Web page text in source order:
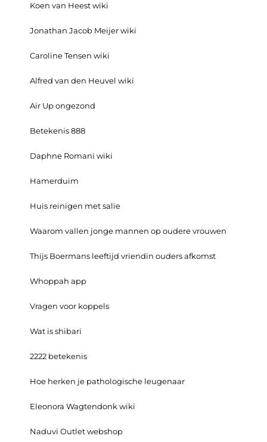
Koen van Heest wiki
Jonathan Jacob Meijer wiki
Caroline Tensen wiki
Alfred van den Heuvel wiki
Air Up ongezond
Betekenis 888
Daphne Romani wiki
Hamerduim
Huis reinigen met salie
Waarom vallen jonge mannen op oudere vrouwen
Thijs Boermans leeftijd vriendin ouders afkomst
Whoppah app
Vragen voor koppels
Wat is shibari
2222 betekenis
Hoe herken je pathologische leugenaar
Eleonora Wagtendonk wiki
Naduvi Outlet webshop